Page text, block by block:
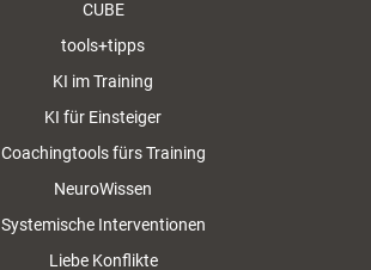
CUBE
tools+tipps
KI im Training
KI für Einsteiger
Coachingtools fürs Training
NeuroWissen
Systemische Interventionen
Liebe Konflikte